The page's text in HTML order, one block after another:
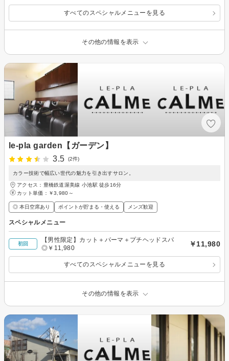
すべてのスペシャルメニューを見る
その他の情報を表示
le-pla garden【ガーデン】
3.5
(2件)
カラー技術で幅広い世代の魅力を引き出すサロン。
アクセス：豊橋鉄道渥美線 小池駅 徒歩16分
カット単価： ￥3,980～
◎ 本日空席あり ポイントが貯まる・使える メンズ歓迎
スペシャルメニュー
初回
【男性限定】カット＋パーマ＋プチヘッドスパ
◎￥11,980
￥11,980
すべてのスペシャルメニューを見る
その他の情報を表示